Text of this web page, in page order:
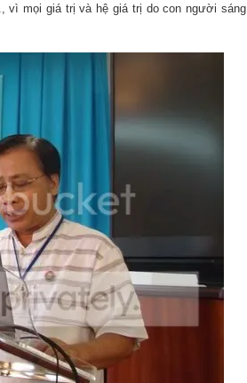
, vì mọi giá trị và hệgiá trị do con người sáng